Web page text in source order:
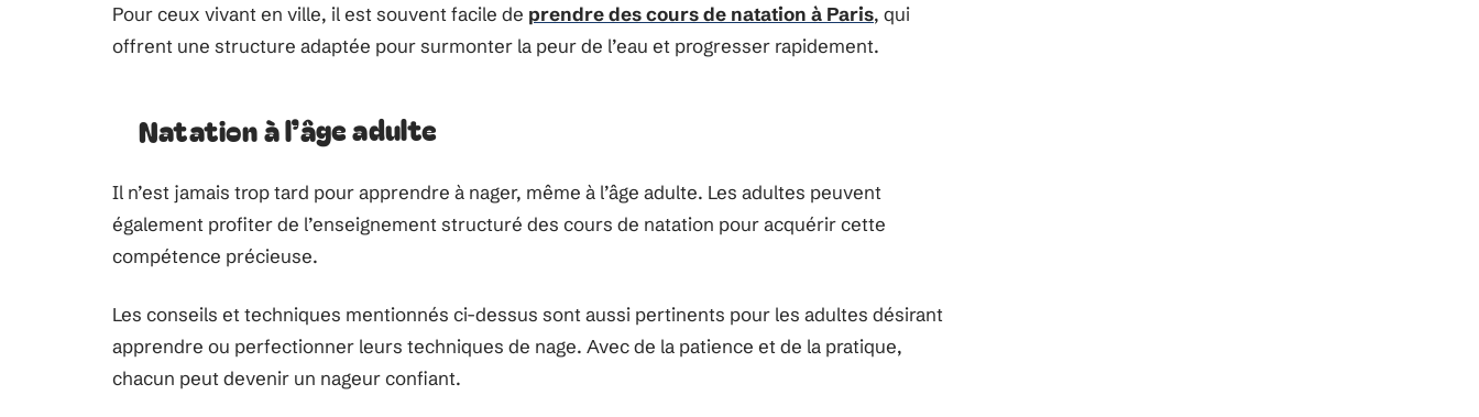
Pour ceux vivant en ville, il est souvent facile de prendre des cours de natation à Paris, qui
offrent une structure adaptée pour surmonter la peur de l’eau et progresser rapidement.
Natation à l’âge adulte
Il n’est jamais trop tard pour apprendre à nager, même à l’âge adulte. Les adultes peuvent
également profiter de l’enseignement structuré des cours de natation pour acquérir cette
compétence précieuse.
Les conseils et techniques mentionnés ci-dessus sont aussi pertinents pour les adultes désirant
apprendre ou perfectionner leurs techniques de nage. Avec de la patience et de la pratique,
chacun peut devenir un nageur confiant.